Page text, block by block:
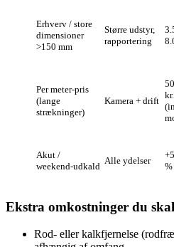
Erhverv / store
dimensioner
>150 mm
Større udstyr,
rapportering
Per meter‑pris
(lange
strækninger)
Kamera + drift
Akut /
weekend‑udkald
Alle ydelser
%
Ekstra omkostninger du
Rod- eller kalkfjernelse